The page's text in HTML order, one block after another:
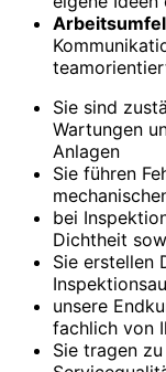
Sie sind
Wartungen
Anlagen
Sie führen
bei
Dichtheit
Sie erstellen
unsere
fachlich von
Sie tragen